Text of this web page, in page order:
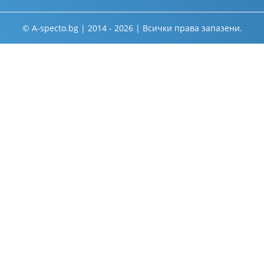
© A-specto.bg | 2014 - 2026 | Всички права запазени.